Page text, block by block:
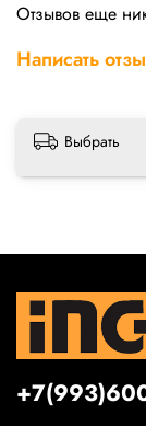
Отзывов еще
Написать
Выбрать